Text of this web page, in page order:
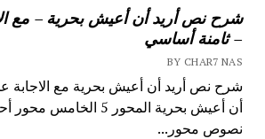
شرح نص أريد أن أعيش بحرية – مع
– ثامنة أساسي
BY CHAR7 NAS
شرح نص أريد أن أعيش بحرية مع الاجابة
أن أعيش بحرية المحور 5
نصوص محور...